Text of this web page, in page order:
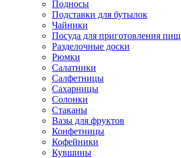
Подносы
Подставки для бутылок
Чайники
Посуда для приготовления
Разделочные доски
Рюмки
Салатники
Салфетницы
Сахарницы
Солонки
Стаканы
Вазы для фруктов
Конфетницы
Кофейники
Кувшины